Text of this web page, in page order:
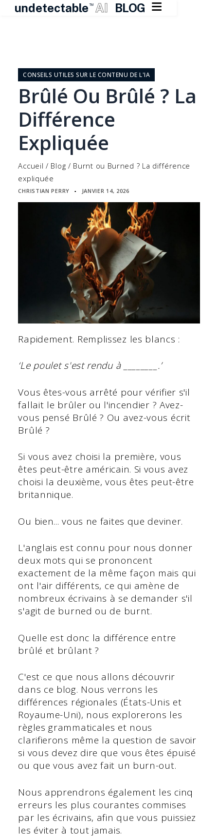
undetectable TM AI BLOG 
contentCONSEILS UTILES SUR LE CONTENU DE L'IA
Brûlé Ou Brûlé ? La
Différence
Expliquée
Accueil / Blog / Burnt ou Burned ? La différence
expliquée
CHRISTIAN PERRY ▪ JANVIER 14, 2026
Rapidement. Remplissez les blancs :
‘Le poulet s'est rendu à ________.’
Vous êtes-vous arrêté pour vérifier s'il
fallait le brûler ou l'incendier ? Avez-
vous pensé Brûlé ? Ou avez-vous écrit
Brûlé ?
Si vous avez choisi la première, vous
êtes peut-être américain. Si vous avez
choisi la deuxième, vous êtes peut-être
britannique.
Ou bien... vous ne faites que deviner.
L'anglais est connu pour nous donner
deux mots qui se prononcent
exactement de la même façon mais qui
ont l'air différents, ce qui amène de
nombreux écrivains à se demander s'il
s'agit de burned ou de burnt.
Quelle est donc la différence entre
brûlé et brûlant ?
C'est ce que nous allons découvrir
dans ce blog. Nous verrons les
différences régionales (États-Unis et
Royaume-Uni), nous explorerons les
règles grammaticales et nous
clarifierons même la question de savoir
si vous devez dire que vous êtes épuisé
ou que vous avez fait un burn-out.
Nous apprendrons également les cinq
erreurs les plus courantes commises
par les écrivains, afin que vous puissiez
les éviter à tout jamais.